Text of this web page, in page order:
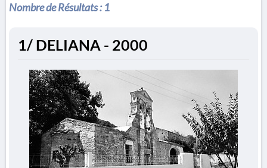
Nombre de Résultats :1
1/ DELIANA - 2000